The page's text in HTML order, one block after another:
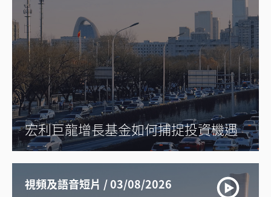
宏利巨龍增長基金如何捕捉投資機遇
視頻及語音短片 / 03/08/2026